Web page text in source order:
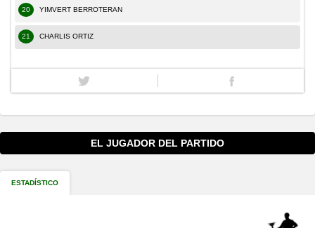
20 YIMVERT BERROTERAN
21 CHARLIS ORTIZ
EL JUGADOR DEL PARTIDO
ESTADÍSTICO